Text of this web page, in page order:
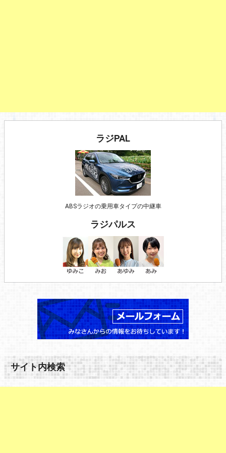
ラジPAL
ABSラジオの乗用車タイプの中継車
ラジパルス
サイト内検索